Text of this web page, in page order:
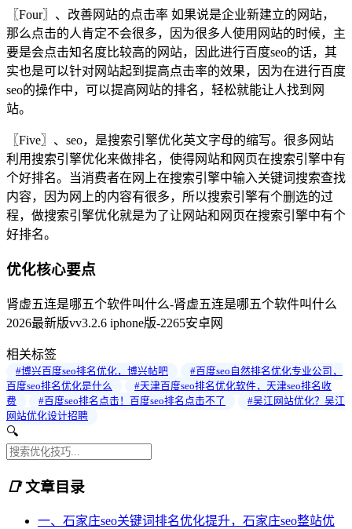
〖Four〗、改善网站的点击率 如果说是企业新建立的网站，
那么点击的人肯定不会很多，因为很多人使用网站的时候，主
要是会点击知名度比较高的网站，因此进行百度seo的话，其
实也是可以针对网站起到提高点击率的效果，因为在进行百度
seo的操作中，可以提高网站的排名，轻松就能让人找到网
站。
〖Five〗、seo，是搜索引擎优化英文字母的缩写。很多网站
利用搜索引擎优化来做排名，使得网站和网页在搜索引擎中有
个好排名。当消费者在网上在搜索引擎中输入关键词搜索查找
内容，因为网上的内容有很多，所以搜索引擎有个删选的过
程，做搜索引擎优化就是为了让网站和网页在搜索引擎中有个
好排名。
优化核心要点
肾虚五连是哪五个软件叫什么-肾虚五连是哪五个软件叫什么
2026最新版vv3.2.6 iphone版-2265安卓网
相关标签
#博兴百度seo排名优化，博兴帖吧
#百度seo自然排名优化专业公司，
百度seo排名优化是什么
#天津百度seo排名优化软件，天津seo排名收
费
#百度seo排名点击！百度seo排名点击不了
#吴江网站优化？吴江
网站优化设计招聘
🔍
📑文章目录
一、石家庄seo关键词排名优化提升，石家庄seo整站优